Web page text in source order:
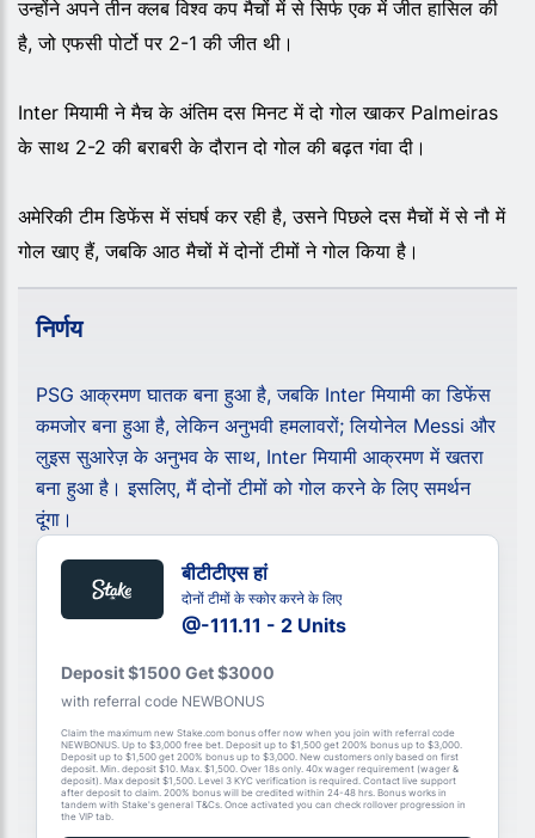
उन्होंने अपने तीन क्लब विश्व कप मैचों में से सिर्फ एक में जीत हासिल की
है, जो एफसी पोर्टो पर 2-1 की जीत थी।
Inter मियामी ने मैच के अंतिम दस मिनट में दो गोल खाकर Palmeiras
के साथ 2-2 की बराबरी के दौरान दो गोल की बढ़त गंवा दी।
अमेरिकी टीम डिफेंस में संघर्ष कर रही है, उसने पिछले दस मैचों में से नौ में
गोल खाए हैं, जबकि आठ मैचों में दोनों टीमों ने गोल किया है।
निर्णय
PSG आक्रमण घातक बना हुआ है, जबकि Inter मियामी का डिफेंस
कमजोर बना हुआ है, लेकिन अनुभवी हमलावरों; लियोनेल Messi और
लुइस सुआरेज़ के अनुभव के साथ, Inter मियामी आक्रमण में खतरा
बना हुआ है। इसलिए, मैं दोनों टीमों को गोल करने के लिए समर्थन
दूंगा।
बीटीटीएस हां
दोनों टीमों के स्कोर करने के लिए
@-111.11 - 2 Units
Deposit $1500 Get $3000
with referral code NEWBONUS
Claim the maximum new Stake.com bonus offer now when you join with referral code
NEWBONUS. Up to $3,000 free bet. Deposit up to $1,500 get 200% bonus up to $3,000.
Deposit up to $1,500 get 200% bonus up to $3,000. New customers only based on first
deposit. Min. deposit $10. Max. $1,500. Over 18s only. 40x wager requirement (wager &
deposit). Max deposit $1,500. Level 3 KYC verification is required. Contact live support
after deposit to claim. 200% bonus will be credited within 24-48 hrs. Bonus works in
tandem with Stake's general T&Cs. Once activated you can check rollover progression in
the VIP tab.